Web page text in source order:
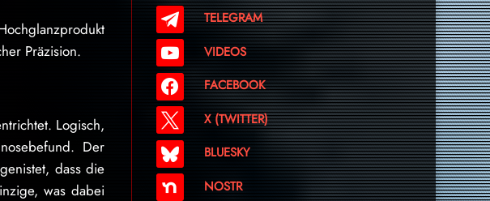
Präzision.
Logisch,
Der
dass die
was dabei
TELEGRAM
VIDEOS
FACEBOOK
X (TWITTER)
BLUESKY
NOSTR